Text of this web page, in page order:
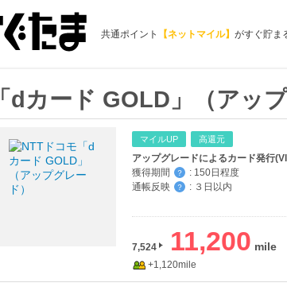
共通ポイント 【ネットマイル】 がすぐ貯ま
「dカード GOLD」（アッ
マイルUP 高還元
獲得期間
？ : 150日程度
通帳反映
？ : ３日以内
7,524 11,200
+1,120mile